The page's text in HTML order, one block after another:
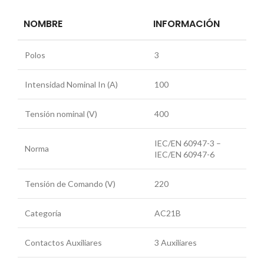
NOMBRE INFORMACIÓN
Polos 3
Intensidad Nominal In (A) 100
Tensión nominal (V) 400
Norma
IEC/EN 60947-3 –
IEC/EN 60947-6
Tensión de Comando (V) 220
Categoría AC21B
Contactos Auxiliares 3 Auxiliares